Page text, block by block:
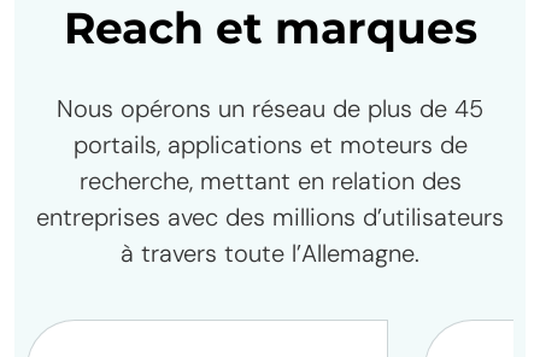
Reach et marques
Nous opérons un réseau de plus de 45
portails, applications et moteurs de
recherche, mettant en relation des
entreprises avec des millions d’utilisateurs
à travers toute l’Allemagne.